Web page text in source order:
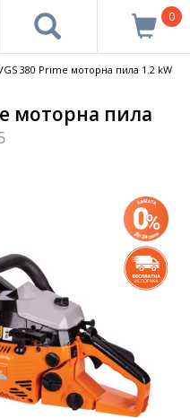
0
380 Prime моторна пила 1.2 kW
моторна пила